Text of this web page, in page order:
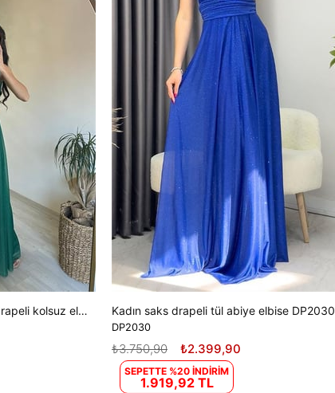
Kadın ışıltılı kumaş göğüs drapeli kolsuz elbise DPNM003 Kadın saks drapeli tül abiye elbise DP2030
DP2030
₺2.399,90
₺3.750,90
SEPETTE %20 İNDİRİM
1.919,92 TL